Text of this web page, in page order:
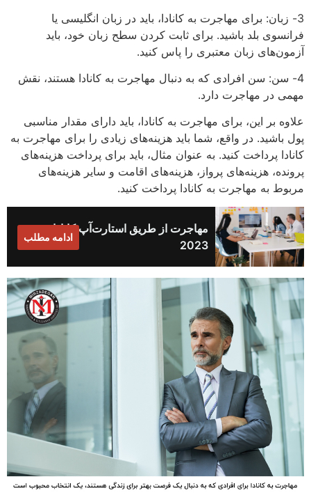
3- زبان: برای مهاجرت به کانادا، باید در زبان انگلیسی یا
فرانسوی بلد باشید. برای ثابت کردن سطح زبان خود، باید
آزمون‌های زبان معتبری را پاس کنید.
4- سن: سن افرادی که به دنبال مهاجرت به کانادا هستند، نقش
مهمی در مهاجرت دارد.
علاوه بر این، برای مهاجرت به کانادا، باید دارای مقدار مناسبی
پول باشید. در واقع، شما باید هزینه‌های زیادی را برای مهاجرت به
کانادا پرداخت کنید. به عنوان مثال، باید برای پرداخت هزینه‌های
پرونده، هزینه‌های پرواز، هزینه‌های اقامت و سایر هزینه‌های
مربوط به مهاجرت به کانادا پرداخت کنید.
مهاجرت از طریق استارت‌آپ کانادا
2023
ادامه مطلب